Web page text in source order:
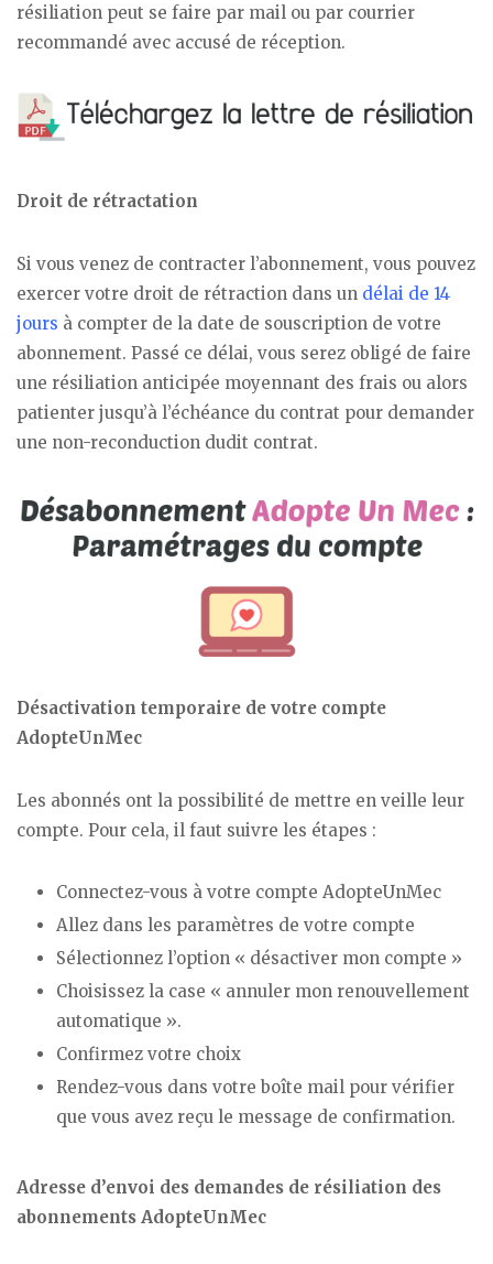
résiliation peut se faire par mail ou par courrier
recommandé avec accusé de réception.
Droit de rétractation
Si vous venez de contracter l’abonnement, vous pouvez
exercer votre droit de rétraction dans un délai de 14
jours à compter de la date de souscription de votre
abonnement. Passé ce délai, vous serez obligé de faire
une résiliation anticipée moyennant des frais ou alors
patienter jusqu’à l’échéance du contrat pour demander
une non-reconduction dudit contrat.
Désactivation temporaire de votre compte
AdopteUnMec
Les abonnés ont la possibilité de mettre en veille leur
compte. Pour cela, il faut suivre les étapes :
Connectez-vous à votre compte AdopteUnMec
Allez dans les paramètres de votre compte
Sélectionnez l’option « désactiver mon compte »
Choisissez la case « annuler mon renouvellement
automatique ».
Confirmez votre choix
Rendez-vous dans votre boîte mail pour vérifier
que vous avez reçu le message de confirmation.
Adresse d’envoi des demandes de résiliation des
abonnements AdopteUnMec